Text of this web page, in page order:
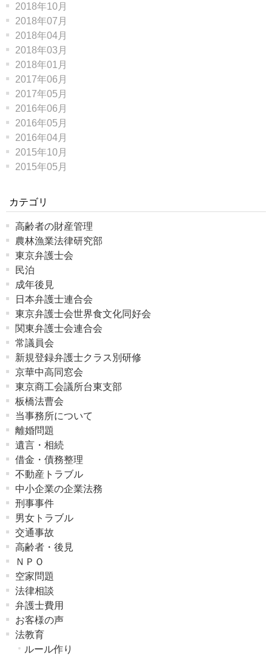
2018年10月
2018年07月
2018年04月
2018年03月
2018年01月
2017年06月
2017年05月
2016年06月
2016年05月
2016年04月
2015年10月
2015年05月
カテゴリ
高齢者の財産管理
農林漁業法律研究部
東京弁護士会
民泊
成年後見
日本弁護士連合会
東京弁護士会世界食文化同好会
関東弁護士会連合会
常議員会
新規登録弁護士クラス別研修
京華中高同窓会
東京商工会議所台東支部
板橋法曹会
当事務所について
離婚問題
遺言・相続
借金・債務整理
不動産トラブル
中小企業の企業法務
刑事事件
男女トラブル
交通事故
高齢者・後見
ＮＰＯ
空家問題
法律相談
弁護士費用
お客様の声
法教育
ルール作り